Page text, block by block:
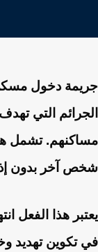
جريمة دخول مسكن
الجرائم التي
مساكنهم. تشمل
شخص آخر بدون
يعتبر هذا الفعل
في تكوين تهديد